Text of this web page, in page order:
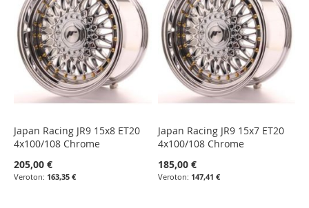
Japan Racing JR9 15x8 ET20
4x100/108 Chrome
205,00 €
163,35 €
Japan Racing JR9 15x7 ET20
4x100/108 Chrome
185,00 €
147,41 €